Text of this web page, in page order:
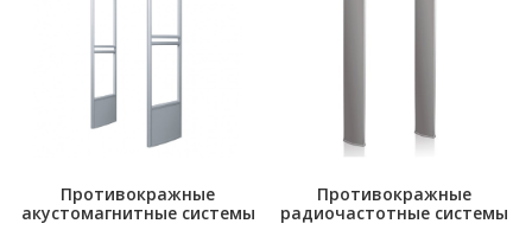
Противокражные
акустомагнитные системы
Противокражные
радиочастотные системы